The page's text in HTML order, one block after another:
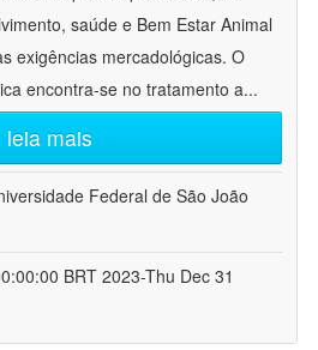
saúde e Bem Estar Animal
exigências mercadológicas. O
encontra-se no tratamento a...
leia mais
Federal de São João
BRT 2023-Thu Dec 31